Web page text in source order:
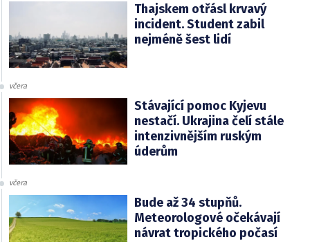
Thajskem otřásl krvavý
incident. Student zabil
nejméně šest lidí
včera
Stávající pomoc Kyjevu
nestačí. Ukrajina čelí stále
intenzivnějším ruským
úderům
včera
Bude až 34 stupňů.
Meteorologové očekávají
návrat tropického počasí